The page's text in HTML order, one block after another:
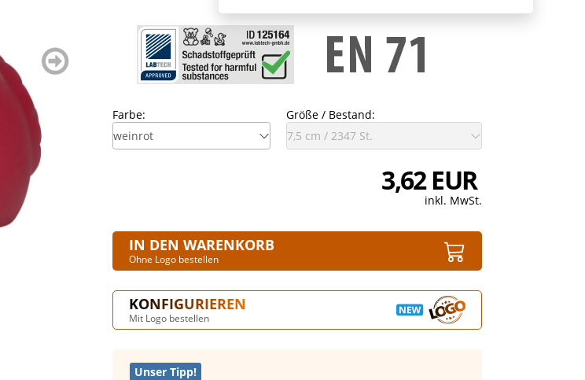
weiter
blättern
Farbe: Größe / Bestand:
3,62 EUR
inkl. MwSt.
IN DEN WARENKORB
Ohne Logo bestellen
KONFIGURIEREN
Mit Logo bestellen
Unser Tipp!